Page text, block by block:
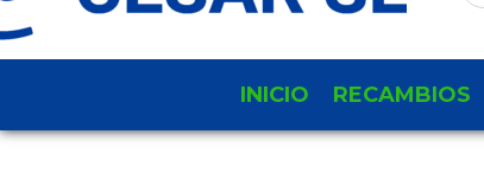
INICIO RECAMBIOS